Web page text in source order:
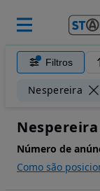
Filtros
Nespereira
Nespereira
Número de
Como são